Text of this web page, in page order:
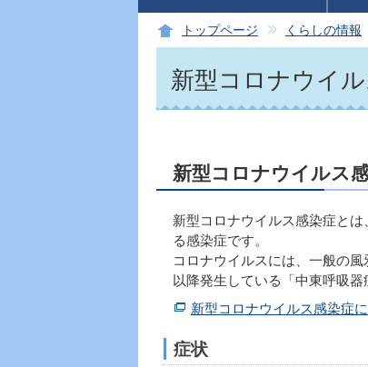
トップページ くらしの情報
新型コロナウイ
新型コロナウイルス
新型コロナウイルス感染症と
る感染症です。
コロナウイルスには、一般の
以降発生している「中東呼吸
新型コロナウイルス感染症
症状